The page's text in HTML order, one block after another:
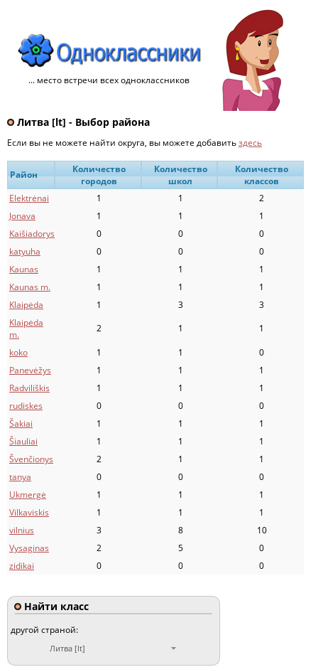
... место встречи всех одноклассников
Литва [lt] - Выбор района
Если вы не можете найти округа, вы можете добавитьздесь
Район
Количество
городов
Количество
школ
Количество
классов
Elektrėnai
1 1
2
Jonava
1 1
1
Kaišiadorys
0 0
0
katyuha
0 0
0
Kaunas
1 1
1
Kaunas m.
1 1
1
Klaipėda
1 3
3
Klaipėda
m.
2 1
1
koko
1 1
0
Panevėžys
1 1
1
Radviliškis
1 1
1
rudiskes
0 0
0
Šakiai
1 1
1
Šiauliai
1 1
1
Švenčionys
2 1
1
tanya
0 0
0
Ukmergė
1 1
1
Vilkaviskis
1 1
1
vilnius
3 8
10
Vysaginas
2 5
0
zidikai
0 0 0
Найти класс
другой страной:
Литва [lt]